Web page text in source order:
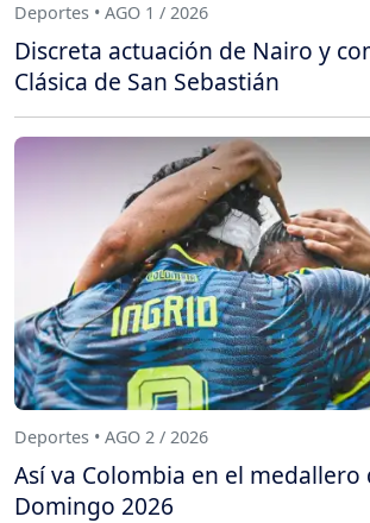
Deportes • AGO 1 / 2026
Discreta actuación de Nairo y
Clásica de San Sebastián
Deportes • AGO 2 / 2026
Así va Colombia en el medallero
Domingo 2026